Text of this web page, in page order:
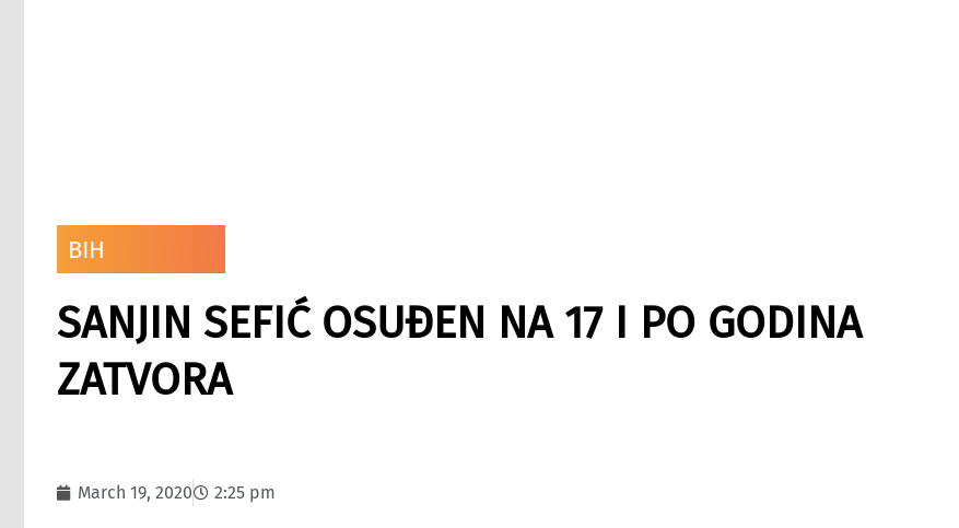
BIH
SANJIN SEFIĆ OSUĐEN NA 17 I PO GODINA
ZATVORA
March 19, 2020 2:25 pm